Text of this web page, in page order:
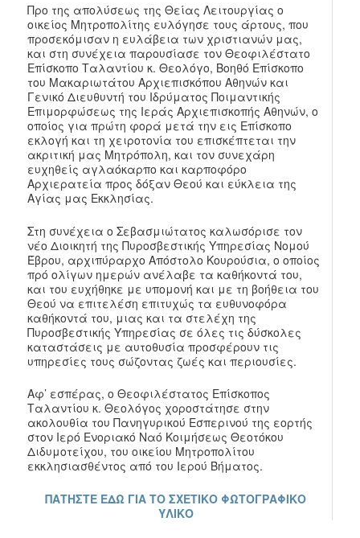
Προ της απολύσεως της Θείας Λειτουργίας ο
οικείος Μητροπολίτης ευλόγησε τους άρτους, που
προσεκόμισαν η ευλάβεια των χριστιανών μας,
και στη συνέχεια παρουσίασε τον Θεοφιλέστατο
Επίσκοπο Ταλαντίου κ. Θεολόγο, Βοηθό Επίσκοπο
του Μακαριωτάτου Αρχιεπισκόπου Αθηνών και
Γενικό Διευθυντή του Ιδρύματος Ποιμαντικής
Επιμορφώσεως της Ιεράς Αρχιεπισκοπής Αθηνών, ο
οποίος για πρώτη φορά μετά την εις Επίσκοπο
εκλογή και τη χειροτονία του επισκέπτεται την
ακριτική μας Μητρόπολη, και τον συνεχάρη
ευχηθείς αγλαόκαρπο και καρποφόρο
Αρχιερατεία προς δόξαν Θεού και εύκλεια της
Αγίας μας Εκκλησίας.
Στη συνέχεια ο Σεβασμιώτατος καλωσόρισε τον
νέο Διοικητή της Πυροσβεστικής Υπηρεσίας Νομού
Έβρου, αρχιπύραρχο Απόστολο Κουρούσια, ο οποίος
πρό ολίγων ημερών ανέλαβε τα καθήκοντά του,
και του ευχήθηκε με υπομονή και με τη βοήθεια του
Θεού να επιτελέση επιτυχώς τα ευθυνοφόρα
καθήκοντά του, μιας και τα στελέχη της
Πυροσβεστικής Υπηρεσίας σε όλες τις δύσκολες
καταστάσεις με αυτοθυσία προσφέρουν τις
υπηρεσίες τους σώζοντας ζωές και περιουσίες.
Αφ’ εσπέρας, ο Θεοφιλέστατος Επίσκοπος
Ταλαντίου κ. Θεολόγος χοροστάτησε στην
ακολουθία του Πανηγυρικού Εσπερινού της εορτής
στον Ιερό Ενοριακό Ναό Κοιμήσεως Θεοτόκου
Διδυμοτείχου, του οικείου Μητροπολίτου
εκκλησιασθέντος από του Ιερού Βήματος.
ΠΑΤΗΣΤΕ ΕΔΩ ΓΙΑ ΤΟ ΣΧΕΤΙΚΟ ΦΩΤΟΓΡΑΦΙΚΟ
ΥΛΙΚΟ